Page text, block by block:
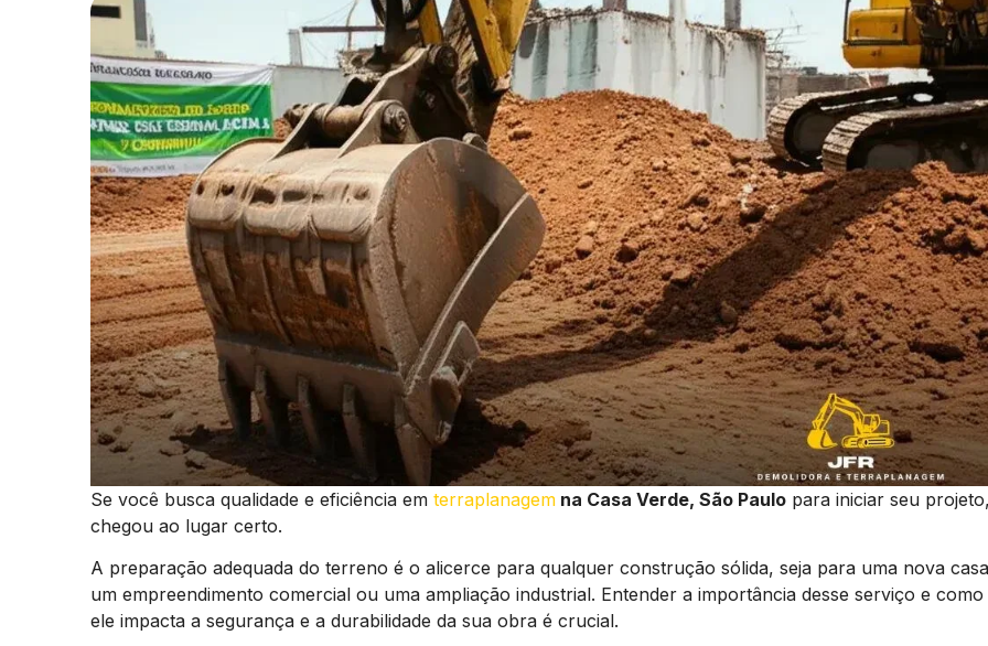
Se você busca qualidade e eficiência em terraplanagem na Casa Verde, São Paulo para iniciar seu
chegou ao lugar certo.
A preparação adequada do terreno é o alicerce para qualquer construção sólida, seja para uma nova
um empreendimento comercial ou uma ampliação industrial. Entender a importância desse serviço e como
ele impacta a segurança e a durabilidade da sua obra é crucial.